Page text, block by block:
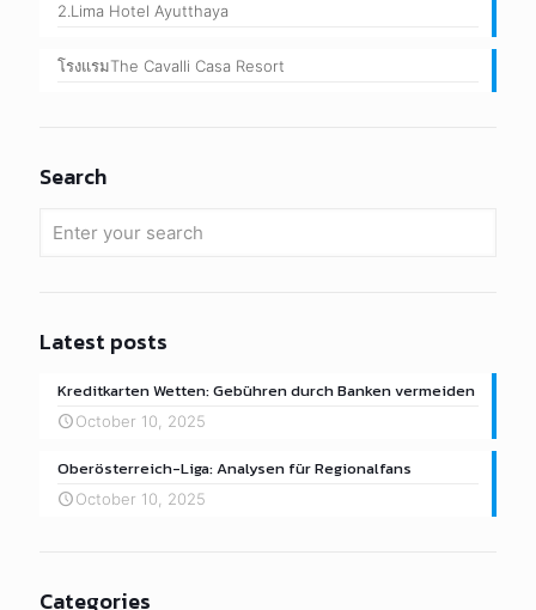
2.Lima Hotel Ayutthaya
โรงแรมThe Cavalli Casa Resort
Search
Latest posts
Kreditkarten Wetten: Gebühren durch Banken vermeiden
October 10, 2025
Oberösterreich-Liga: Analysen für Regionalfans
October 10, 2025
Categories